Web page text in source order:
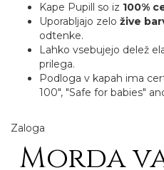
Kape Pupill so iz 100%
Uporabljajo zelo žive
odtenke.
Lahko vsebujejo delež
prilega.
Podloga v kapah ima
100", "Safe for babies"
Zaloga
Morda